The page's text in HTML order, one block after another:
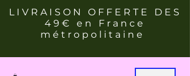
LIVRAISON OFFERTE DES
49€ en France
métropolitaine